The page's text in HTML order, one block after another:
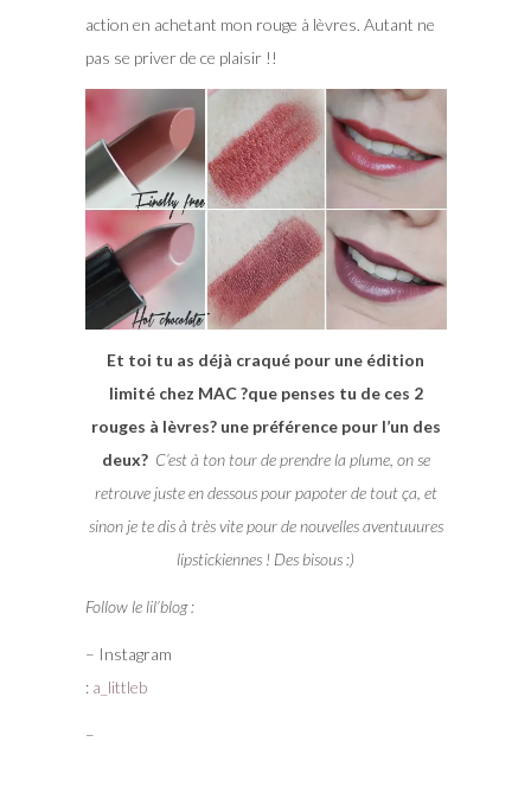
action en achetant mon rouge à lèvres. Autant ne
pas se priver de ce plaisir !!
Et toi tu as déjà craqué pour une édition
limité chez MAC ?que penses tu de ces 2
rouges à lèvres? une préférence pour l’un des
deux? C’est à ton tour de prendre la plume, on se
retrouve juste en dessous pour papoter de tout ça, et
sinon je te dis à très vite pour de nouvelles aventuuures
lipstickiennes ! Des bisous :)
Follow le lil’blog :
– Instagram
: a_littleb
–